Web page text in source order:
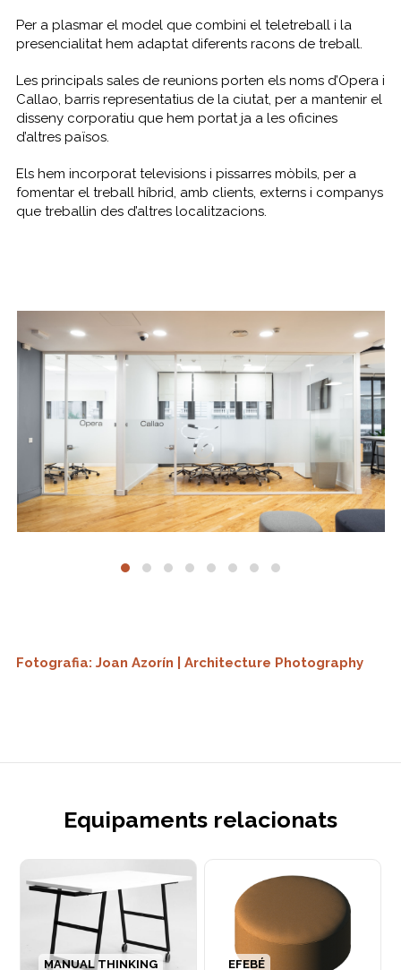
Per a plasmar el model que combini el teletreball i la
presencialitat hem adaptat diferents racons de treball.
Les principals sales de reunions porten els noms d’Opera i
Callao, barris representatius de la ciutat, per a mantenir el
disseny corporatiu que hem portat ja a les oficines
d’altres països.
Els hem incorporat televisions i pissarres mòbils, per a
fomentar el treball híbrid, amb clients, externs i companys
que treballin des d’altres localitzacions.
Fotografia: Joan Azorín | Architecture Photography
Equipaments relacionats
MANUAL THINKING EFEBÉ